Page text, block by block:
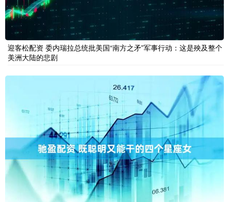
迎客松配资 委内瑞拉总统批美国“南方之矛”军事行动：这是殃及整个
美洲大陆的悲剧